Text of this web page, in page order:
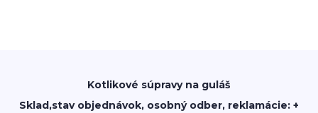
Kotlikové súpravy na guláš
Sklad,stav objednávok, osobný odber, reklamácie: +